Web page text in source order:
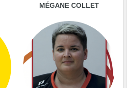
MÉGANE COLLET